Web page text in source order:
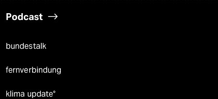
Podcast
bundestalk
fernverbindung
klima update°